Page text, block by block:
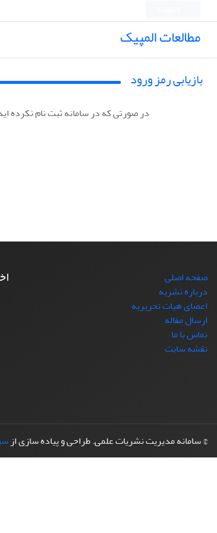
مطالعات المپیک
بازیابی رمز ورود
در صورتی که در سامانه ثبت نام نکرده
صفحه اصلی
درباره نشریه
اعضای هیات تحریریه
ارسال مقاله
تماس با ما
نقشه سایت
© سامانه مدیریت نشریات علمی.طراحی و پیاده سازی از